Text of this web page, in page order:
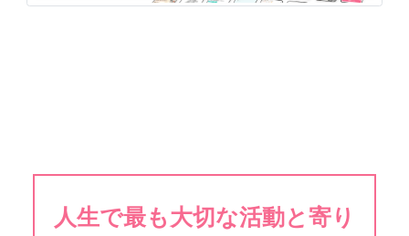
人生で最も大切な活動と寄り